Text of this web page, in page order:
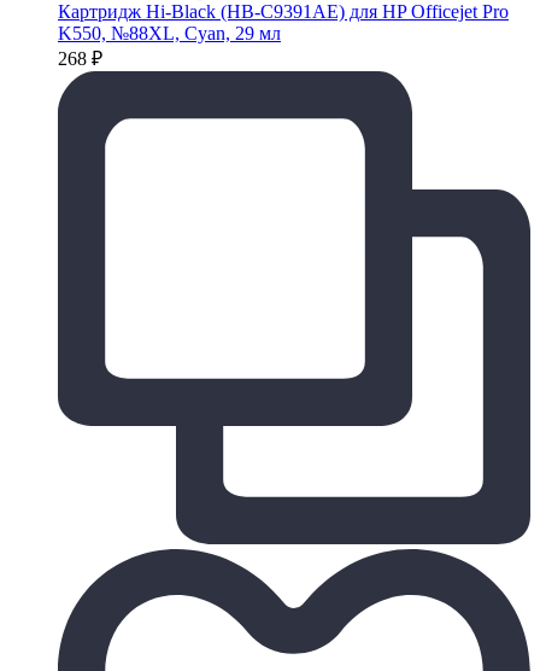
Картридж Hi-Black (HB-C9391AE) для HP Officejet Pro
K550, №88XL, Cyan, 29 мл
268 ₽